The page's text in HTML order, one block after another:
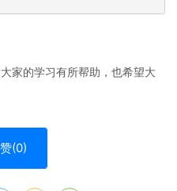
家的学习有所帮助，也希望大
(0)